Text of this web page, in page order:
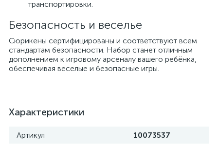
транспортировки.
Безопасность и веселье
Сюрикены сертифицированы и соответствуют всем
стандартам безопасности. Набор станет отличным
дополнением к игровому арсеналу вашего ребёнка,
обеспечивая веселые и безопасные игры.
Характеристики
Артикул
10073537